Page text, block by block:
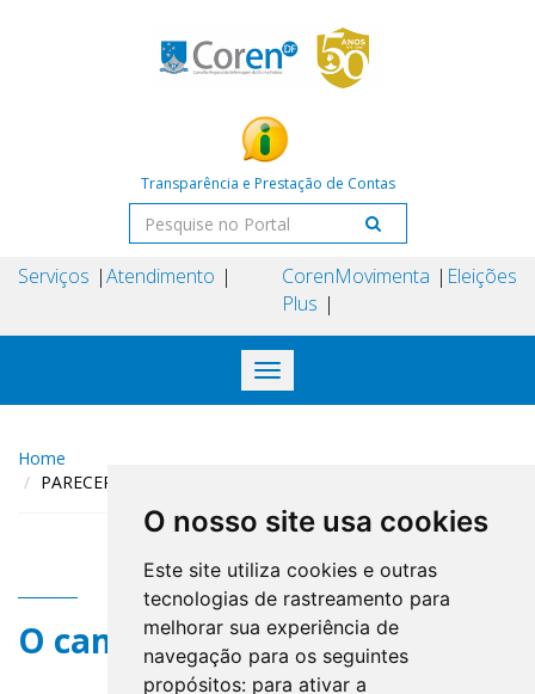
O nosso site usa cookies
Este site utiliza cookies e outras
tecnologias de rastreamento para
melhorar sua experiência de
navegação para os seguintes
propósitos: para ativar a
Transparência e Prestação de Contas
Serviços Atendimento
Coren
Plus
Movimenta Eleições
Toggle
navigation
Home
PARECER 13/2025/Câmara Técnica de Assistência à Saúde
O campo title não existe.